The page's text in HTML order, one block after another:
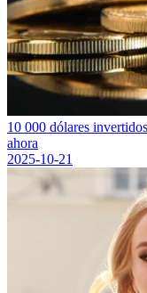
10 000 dólares
ahora
2025-10-21